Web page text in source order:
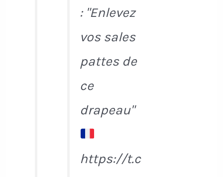
: "Enlevez
vos sales
pattes de
ce
drapeau"
https://t.c